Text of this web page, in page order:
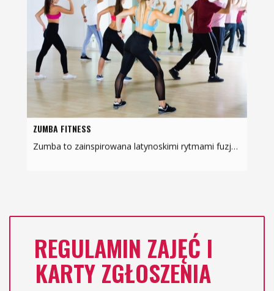
ZUMBA FITNESS
Zumba to zainspirowana latynoskimi rytmami fuzja tańca i aerobiku – zajęcia kierowane są do Pań w każdym wieku. Zumba jest bardzo innowacyjnym systemem fitness, który poprzez świetną
REGULAMIN ZAJĘĆ I
KARTY ZGŁOSZENIA